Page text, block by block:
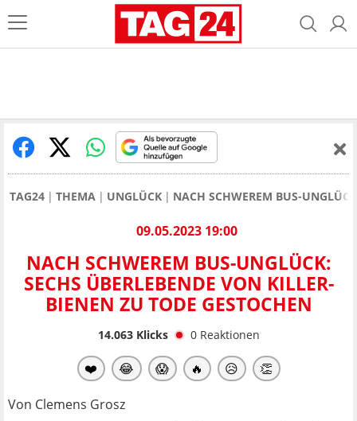
TAG24 THEMA UNGLÜCK NACH SCHWEREM BUS-
09.05.2023 19:00
NACH SCHWEREM BUS-UNGLÜCK:
SECHS ÜBERLEBENDE VON KILLER-
BIENEN ZU TODE GESTOCHEN
14.063Klicks 0 Reaktionen
❤️ 😂 😱 🔥 😥 👏
Von Clemens Grosz